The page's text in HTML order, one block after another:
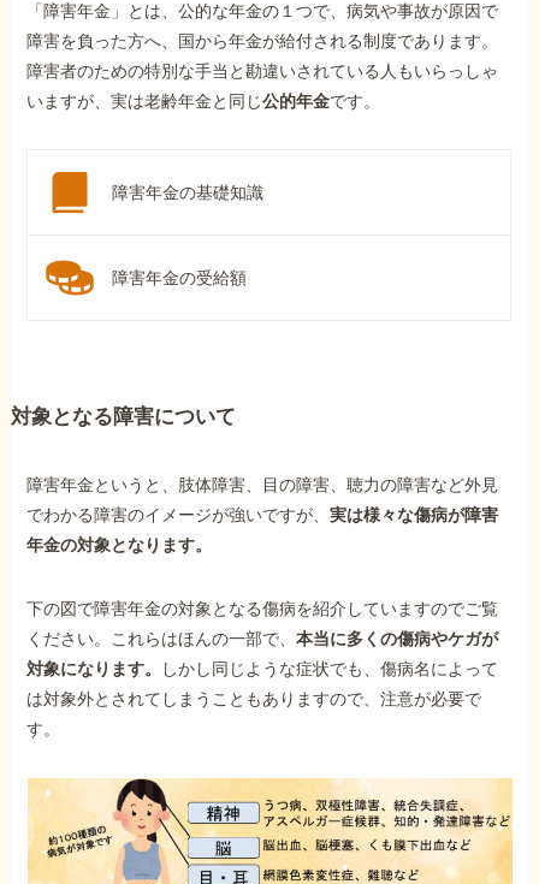
「障害年金」とは、公的な年金の１つで、病気や事故が原因で
障害を負った方へ、国から年金が給付される制度であります。
障害者のための特別な手当と勘違いされている人もいらっしゃ
いますが、実は老齢年金と同じ公的年金です。
障害年金の基礎知識
障害年金の受給額
対象となる障害について
障害年金というと、肢体障害、目の障害、聴力の障害など外見
でわかる障害のイメージが強いですが、実は様々な傷病が障害
年金の対象となります。
下の図で障害年金の対象となる傷病を紹介していますのでご覧
ください。これらはほんの一部で、本当に多くの傷病やケガが
対象になります。
しかし同じような症状でも、傷病名によって
は対象外とされてしまうこともありますので、注意が必要で
す。